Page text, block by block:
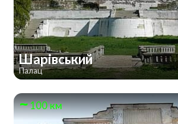
Шарівський
Палац
100 км